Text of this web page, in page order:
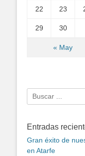
« May
22 23
29 30
Search
for:
Entradas
Gran éxito de
en Atarfe